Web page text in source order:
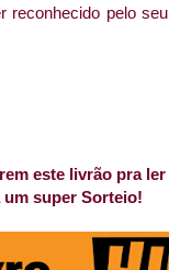
reconhecido pelo seu
este livrão pra ler
um super Sorteio!